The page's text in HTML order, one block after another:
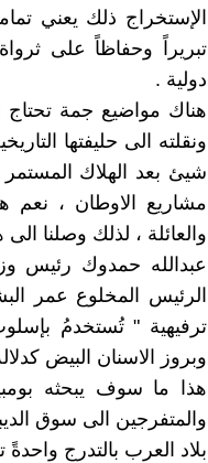
الإستخراج ذلك يعني
تبريراً وحفاظاً على
دولية .
هناك مواضيع جمة تحتاج
ونقلته الى حليفتها
شيئ بعد الهلاك
مشاريع الاوطان ، نعم
والعائلة ، لذلك وصلنا الى
عبدالله حمدوك رئيس
الرئيس المخلوع عمر
ترفيهية " تُستخدمُ
وبروز الاسنان البيض
هذا ما سوف يبحثه
والمتفرجين الى سوق
بلاد العرب بالتدرج واحدةً